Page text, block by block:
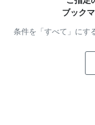
ブック
条件を「すべて」にす